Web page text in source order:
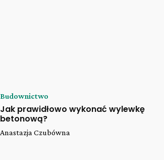
Budownictwo
Jak prawidłowo wykonać wylewkę
betonową?
Anastazja Czubówna